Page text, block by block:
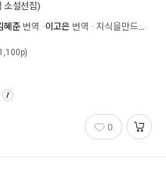
소설선집)
혜준 번역 이고은 번역 지식을만드는지식
0